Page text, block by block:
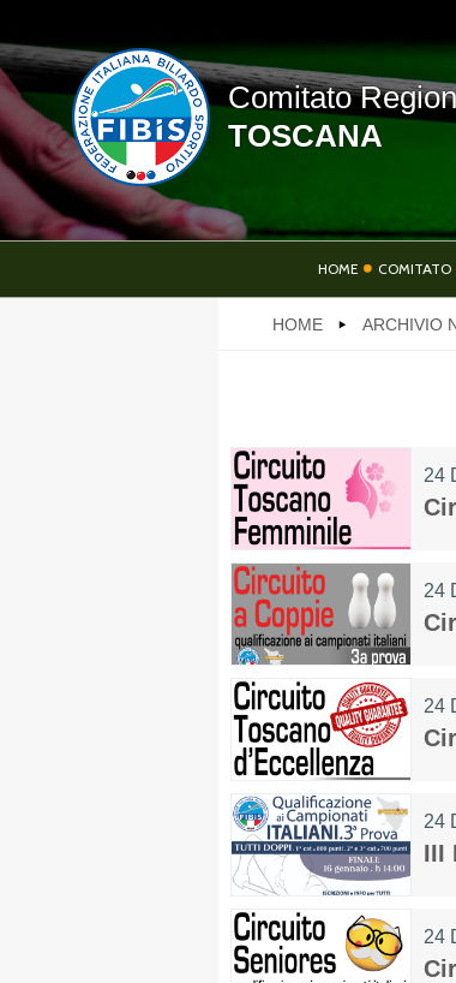
HOME
LINK UTILI
MAPPA DEL SITO
Federazione
Settore Arbitrale
Scuola Fibis
Centro Studi e
Comitato
TOSCANA
HOME COMITATO
HOME ARCHIVIO
24
24
24
24
III
24